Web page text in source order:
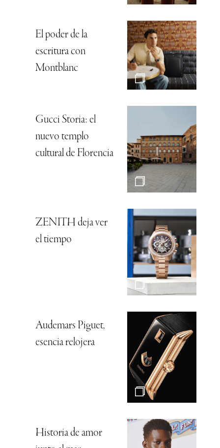
El poder de la
escritura con
Montblanc
Gucci Storia: el
nuevo templo
cultural de Florencia
ZENITH deja ver
el tiempo
Audemars Piguet,
esencia relojera
Historia de amor